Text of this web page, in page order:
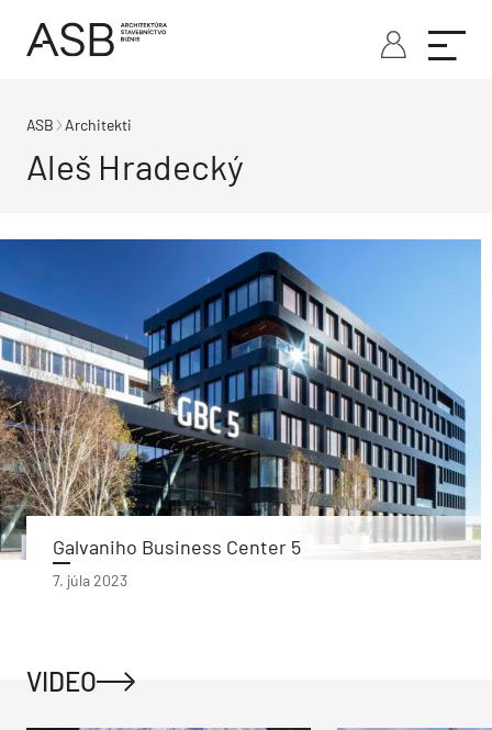
ASB Architekti
Aleš Hradecký
Galvaniho Business Center 5
7. júla 2023
VIDEO